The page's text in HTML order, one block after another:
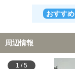
おすすめ
周辺情報
1 /5